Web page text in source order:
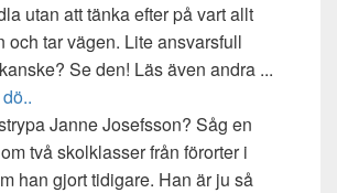
utan att tänka efter på vart allt
och tar vägen. Lite ansvarsfull
Se den! Läs även andra ...
Janne Josefsson? Såg en
två skolklasser från förorter i
han gjort tidigare. Han är ju så